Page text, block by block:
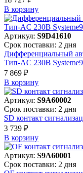
В корзинy
Артикул: S9D41610
Срок поставки: 2 дня
Дифференциальный
Тип-AC 230В Systeme9
7 869 ₽
В корзинy
Артикул: S9A60002
Срок поставки: 2 дня
SD контакт
3 739 ₽
В корзинy
Артикул: S9A60001
Срок поставки: 2 дня